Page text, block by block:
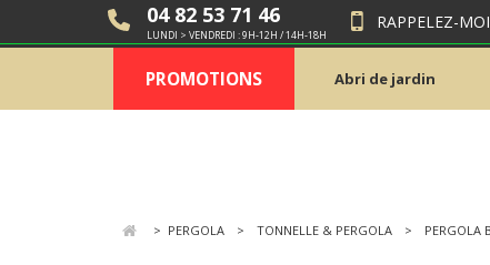
04 82 53 71 46
LUNDI > VENDREDI : 9H-12H / 14H-18H
RAPPELEZ-MOI
PROMOTIONS Abri de jardin
> PERGOLA TONNELLE & PERGOLA PERGOLA